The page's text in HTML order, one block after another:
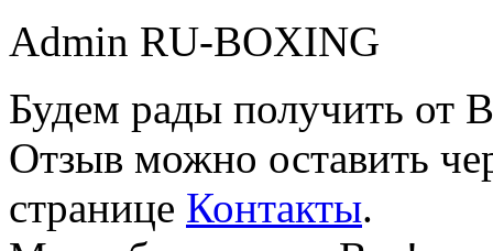
Admin RU-BOXING
Будем рады получить от
Отзыв можно оставить
странице Контакты.